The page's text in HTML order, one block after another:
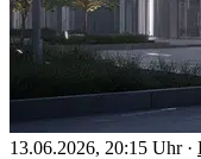
13.06.2026, 20:15 Uhr ·